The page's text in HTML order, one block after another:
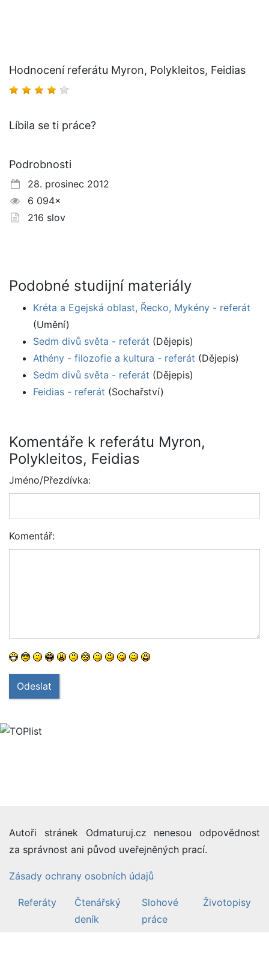
Hodnocení referátu Myron, Polykleitos, Feidias
Líbila se ti práce?
Podrobnosti
28. prosinec 2012
6 094×
216 slov
Podobné studijní materiály
Kréta a Egejská oblast, Řecko, Mykény - referát
(Umění)
Sedm divů světa - referát (Dějepis)
Athény - filozofie a kultura - referát (Dějepis)
Sedm divů světa - referát (Dějepis)
Feidias - referát (Sochařství)
Komentáře k referátu Myron,
Polykleitos, Feidias
Jméno/Přezdívka:
Komentář:
Odeslat
Autoři stránek Odmaturuj.cz nenesou odpovědnost
za správnost ani původ uveřejněných prací.
Zásady ochrany osobních údajů
Referáty
Čtenářský
deník
Slohové
práce
Životopisy